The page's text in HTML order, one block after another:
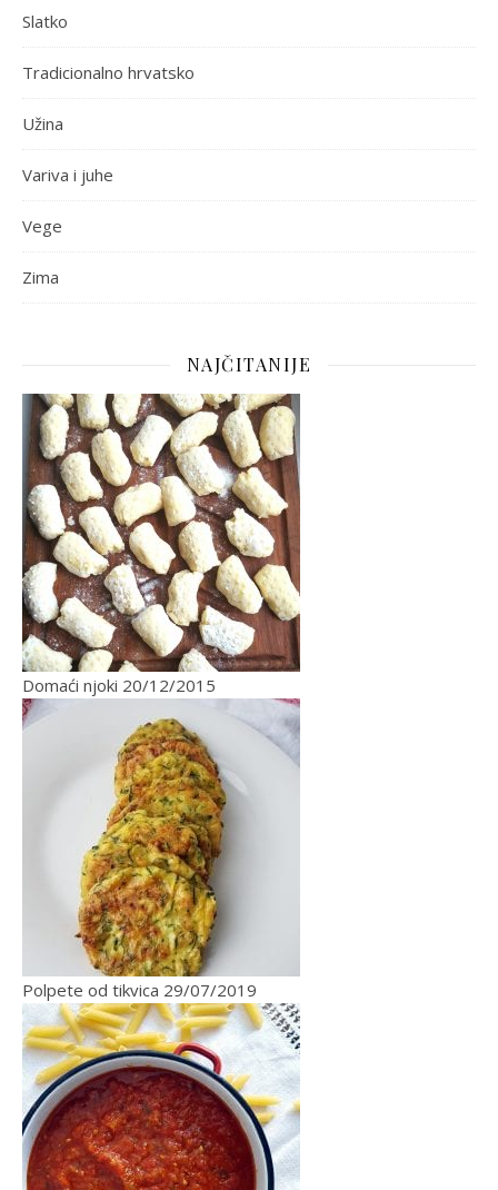
Slatko
Tradicionalno hrvatsko
Užina
Variva i juhe
Vege
Zima
NAJČITANIJE
Domaći njoki 20/12/2015
Polpete od tikvica 29/07/2019